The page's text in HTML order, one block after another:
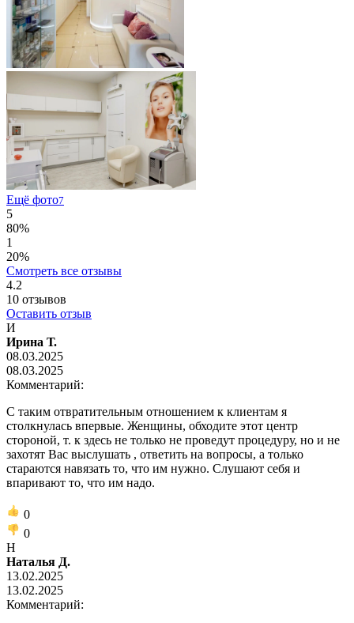
Ещё фото7
5
80%
1
20%
Смотреть все отзывы
4.2
10 отзывов
Оставить отзыв
И
Ирина Т.
08.03.2025
08.03.2025
Комментарий:
С таким отвратительным отношением к клиентам я
столкнулась впервые. Женщины, обходите этот центр
стороной, т. к здесь не только не проведут процедуру, но и не
захотят Вас выслушать , ответить на вопросы, а только
стараются навязать то, что им нужно. Слушают себя и
впаривают то, что им надо.
0
0
Н
Наталья Д.
13.02.2025
13.02.2025
Комментарий: